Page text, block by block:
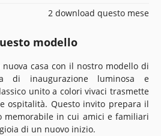
2 download questo mese
modello
casa con il nostro modello di
di inaugurazione luminosa e
unito a colori vivaci trasmette
ospitalità. Questo invito prepara il
in cui amici e familiari
di un nuovo inizio.